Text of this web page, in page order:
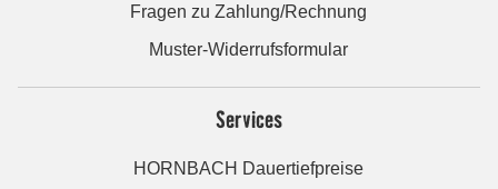
Fragen zu Zahlung/Rechnung
Muster-Widerrufsformular
Services
HORNBACH Dauertiefpreise